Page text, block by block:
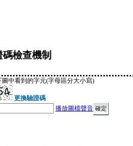
碼檢查機制
中看到的字元(字母區分大小寫)
更換驗證碼
播放圖檔聲音